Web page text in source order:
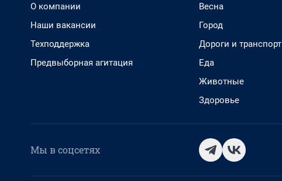
О компании
Наши вакансии
Техподдержка
Предвыборная агитация
Весна
Город
Дороги и транспорт
Еда
Животные
Здоровье
Мы в соцсетях